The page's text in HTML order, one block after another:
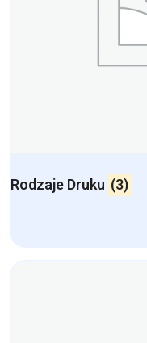
Rodzaje Druku (3)